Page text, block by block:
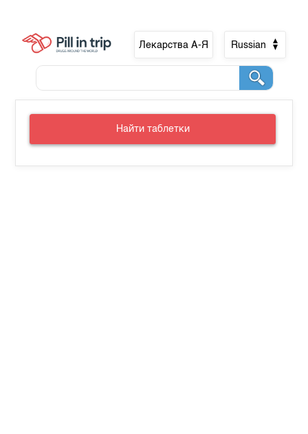
Лекарства А-Я Russian
Найти таблетки